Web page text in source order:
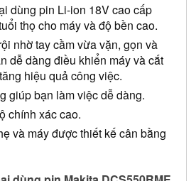
dùng pin Li-ion 18V cao cấp
thọ cho máy và độ bền cao.
nhờ tay cầm vừa vặn, gọn và
dễ dàng điều khiển máy và cắt
hiệu quả công việc.
giúp bạn làm việc dễ dàng.
chính xác cao.
và máy được thiết kế cân bằng